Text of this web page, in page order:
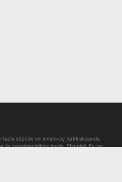
sözcük ve anlamı üç farklı aksanda
ile zenginleştirilmiş içerik. Etimoloji, Eş ve